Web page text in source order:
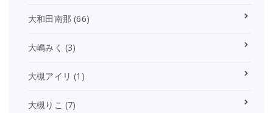
大和田南那 (66)
大嶋みく (3)
大槻アイリ (1)
大槻りこ (7)